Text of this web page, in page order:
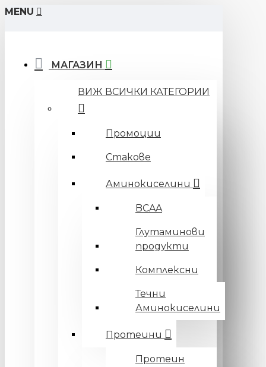
MENU
МАГАЗИН
ВИЖ ВСИЧКИ КАТЕГОРИИ
Промоции
Стакове
Аминокиселини
BCAA
Глутаминови
продукти
Комплексни
Течни
Аминокиселини
Протеини
Протеин